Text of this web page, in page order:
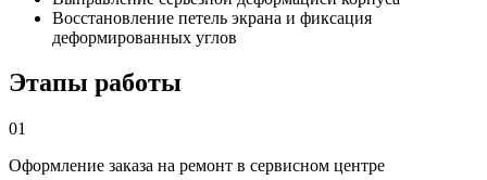
Восстановление петель экрана и фиксация
деформированных углов
Этапы работы
01
Оформление заказа на ремонт в сервисном центре